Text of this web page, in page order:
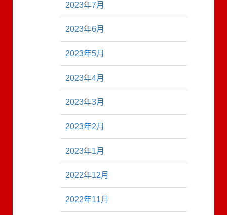
2023年7月
2023年6月
2023年5月
2023年4月
2023年3月
2023年2月
2023年1月
2022年12月
2022年11月